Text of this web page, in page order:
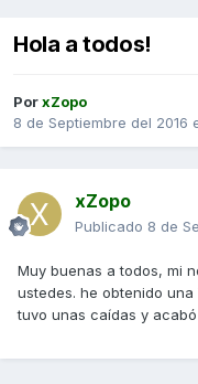
Hola a todos!
PorxZopo
8 de Septiembre del 2016
xZopo
Publicado 8 de
Muy buenas a todos, mi
ustedes. he obtenido una
tuvo unas caídas y acabó